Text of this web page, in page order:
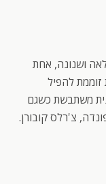
ושנונה, אחת
זוממת להפיל
משתבשת כשגם
צ'רלס קובורן.